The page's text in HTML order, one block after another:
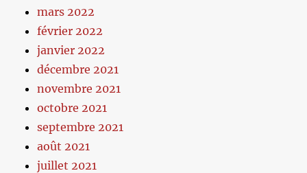
mars 2022
février 2022
janvier 2022
décembre 2021
novembre 2021
octobre 2021
septembre 2021
août 2021
juillet 2021